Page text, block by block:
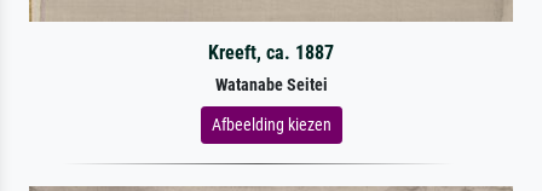
Kreeft, ca. 1887
Watanabe Seitei
Afbeelding kiezen